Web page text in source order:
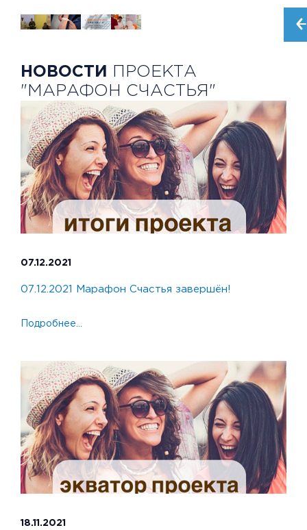
НОВОСТИ
ПРОЕКТА
"МАРАФОН СЧАСТЬЯ"
07.12.2021
07.12.2021 Марафон Счастья завершён!
Подробнее...
18.11.2021